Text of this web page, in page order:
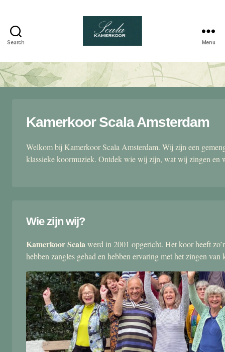
Search
kamerkoor
Menu
Kamerkoor Scala Amsterdam
Welkom bij Kamerkoor Scala Amsterdam. Wij zijn een
klassieke koormuziek. Ontdek wie wij zijn, wat wij zingen en
Wie zijn wij?
Kamerkoor Scalawerd in 2001 opgericht. Het koor heeft
hebben zangles gehad en hebben ervaring met het zingen van